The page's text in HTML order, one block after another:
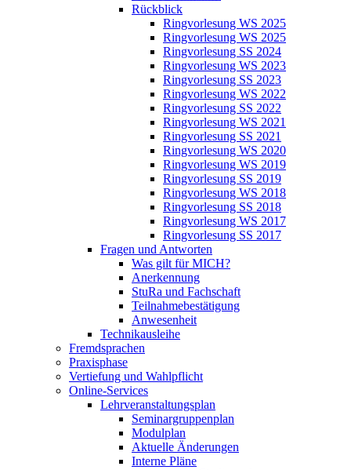
Rückblick
Ringvorlesung WS 2025
Ringvorlesung WS 2025
Ringvorlesung SS 2024
Ringvorlesung WS 2023
Ringvorlesung SS 2023
Ringvorlesung WS 2022
Ringvorlesung SS 2022
Ringvorlesung WS 2021
Ringvorlesung SS 2021
Ringvorlesung WS 2020
Ringvorlesung WS 2019
Ringvorlesung SS 2019
Ringvorlesung WS 2018
Ringvorlesung SS 2018
Ringvorlesung WS 2017
Ringvorlesung SS 2017
Fragen und Antworten
Was gilt für MICH?
Anerkennung
StuRa und Fachschaft
Teilnahmebestätigung
Anwesenheit
Technikausleihe
Fremdsprachen
Praxisphase
Vertiefung und Wahlpflicht
Online-Services
Lehrveranstaltungsplan
Seminargruppenplan
Modulplan
Aktuelle Änderungen
Interne Pläne